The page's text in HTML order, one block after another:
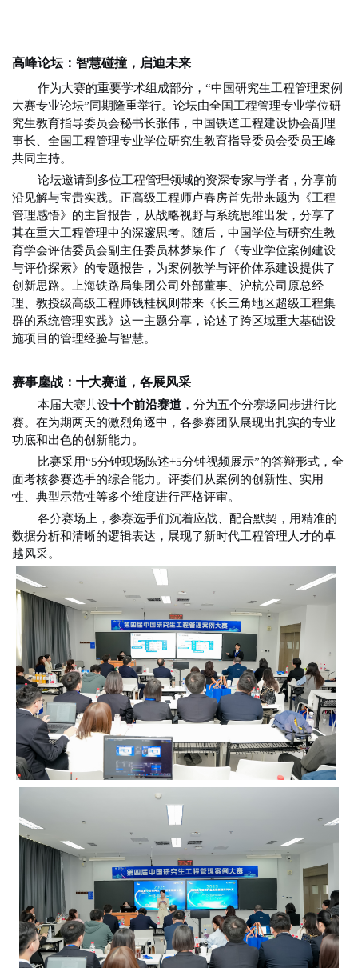
高峰论坛：智慧碰撞，启迪未来
作为大赛的重要学术组成部分，“中国研究生工程管理案例
大赛专业论坛”同期隆重举行。论坛由全国工程管理专业学位研
究生教育指导委员会秘书长张伟，中国铁道工程建设协会副理
事长、全国工程管理专业学位研究生教育指导委员会委员王峰
共同主持。
论坛邀请到多位工程管理领域的资深专家与学者，分享前
沿见解与宝贵实践。正高级工程师卢春房首先带来题为《工程
管理感悟》的主旨报告，从战略视野与系统思维出发，分享了
其在重大工程管理中的深邃思考。随后，中国学位与研究生教
育学会评估委员会副主任委员林梦泉作了《专业学位案例建设
与评价探索》的专题报告，为案例教学与评价体系建设提供了
创新思路。上海铁路局集团公司外部董事、沪杭公司原总经
理、教授级高级工程师钱桂枫则带来《长三角地区超级工程集
群的系统管理实践》这一主题分享，论述了跨区域重大基础设
施项目的管理经验与智慧。
赛事鏖战：十大赛道，各展风采
本届大赛共设十个前沿赛道 ，分为五个分赛场同步进行比
赛。在为期两天的激烈角逐中，各参赛团队展现出扎实的专业
功底和出色的创新能力。
比赛采用“5分钟现场陈述+5分钟视频展示”的答辩形式，全
面考核参赛选手的综合能力。评委们从案例的创新性、实用
性、典型示范性等多个维度进行严格评审。
各分赛场上，参赛选手们沉着应战、配合默契，用精准的
数据分析和清晰的逻辑表达，展现了新时代工程管理人才的卓
越风采。